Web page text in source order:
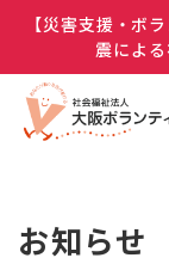
【災害支援・ボ
震によ
お知らせ